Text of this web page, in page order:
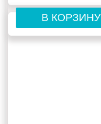
В КОРЗИНУ